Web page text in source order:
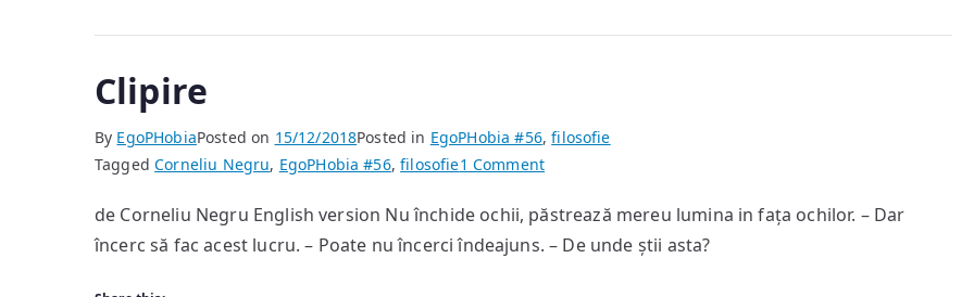
Clipire
By EgoPHobiaPosted on 15/12/2018Posted in EgoPHobia #56,filosofie
TaggedCorneliu Negru, EgoPHobia #56,filosofie1 Commenton
de Corneliu Negru English version Nu închide ochii, păstrează mereu lumina in fața ochilor. – Dar
încerc să fac acest lucru. – Poate nu încerci îndeajuns. – De unde știi asta?